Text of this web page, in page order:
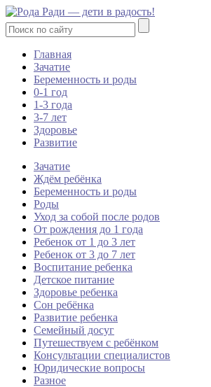
Главная
Зачатие
Беременность и роды
0-1 год
1-3 года
3-7 лет
Здоровье
Развитие
Зачатие
Ждём ребёнка
Беременность и роды
Роды
Уход за собой после родов
От рождения до 1 года
Ребенок от 1 до 3 лет
Ребенок от 3 до 7 лет
Воспитание ребенка
Детское питание
Здоровье ребенка
Сон ребёнка
Развитие ребенка
Семейный досуг
Путешествуем с ребёнком
Консультации специалистов
Юридические вопросы
Разное